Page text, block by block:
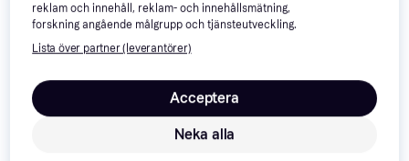
339 kr
Conran Audio iPod Dock
reklam och innehåll, reklam- och innehållsmätning,
forskning angående målgrupp och tjänsteutveckling.
Lista över partner (leverantörer)
Neka alla
Acceptera